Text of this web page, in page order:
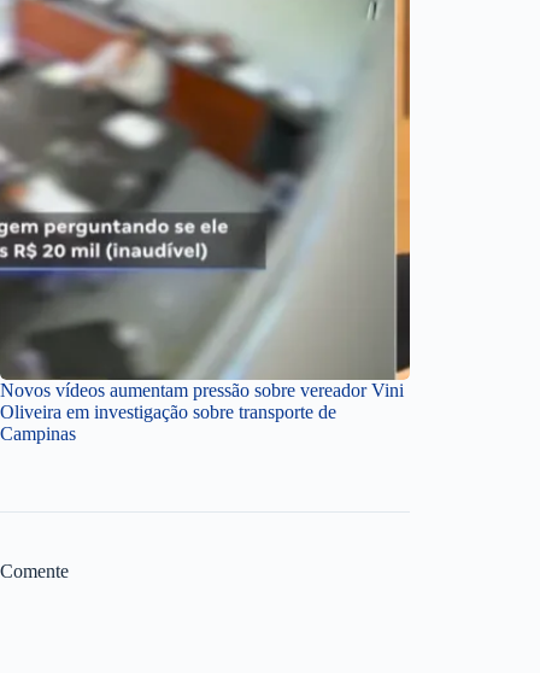
Novos vídeos aumentam pressão sobre vereador Vini
Oliveira em investigação sobre transporte de
Campinas
Comente